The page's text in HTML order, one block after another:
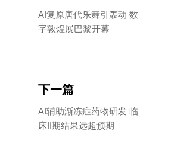
AI复原唐代乐舞引轰动 数
字敦煌展巴黎开幕
下一篇
AI辅助渐冻症药物研发 临
床II期结果远超预期